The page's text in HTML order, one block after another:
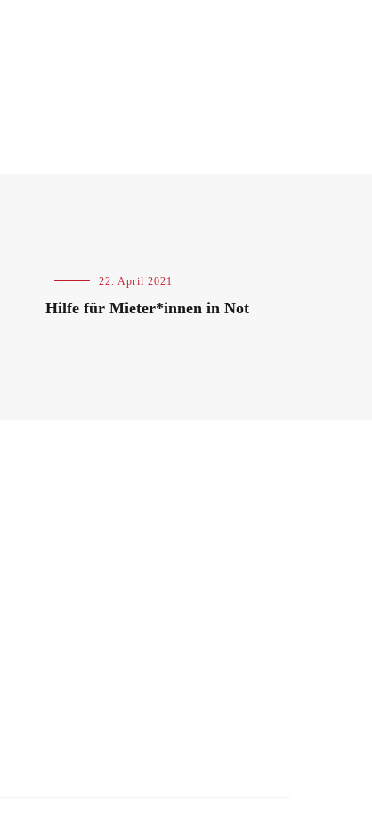
Blog 22. April 2021
Hilfe für Mieter*innen in Not